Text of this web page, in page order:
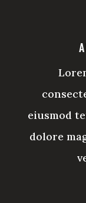
eiusmod
dolore